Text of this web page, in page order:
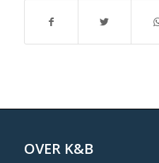
OVER K&B